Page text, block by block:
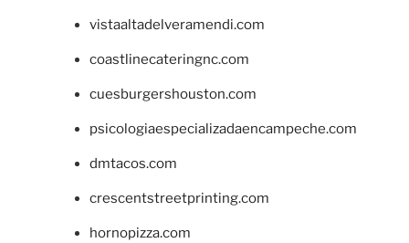
vistaaltadelveramendi.com
coastlinecateringnc.com
cuesburgershouston.com
psicologiaespecializadaencampeche.com
dmtacos.com
crescentstreetprinting.com
hornopizza.com